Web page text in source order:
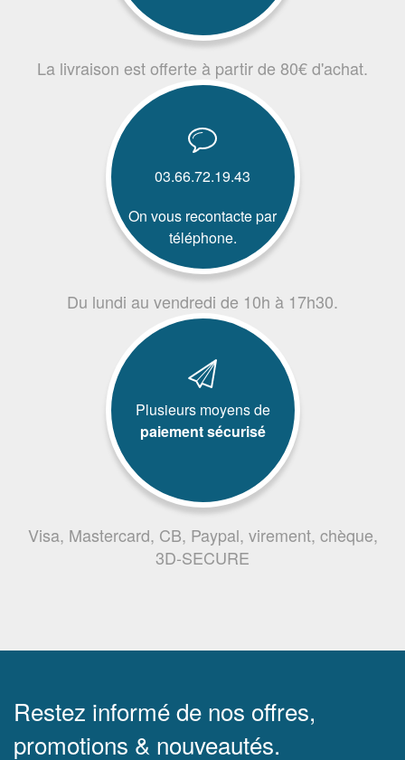
La livraison est offerte à partir de 80€ d'achat.
03.66.72.19.43
On vous recontacte par
téléphone.
Du lundi au vendredi de 10h à 17h30.
Plusieurs moyens de
paiement sécurisé
Visa, Mastercard, CB, Paypal, virement, chèque,
3D-SECURE
Restez informé de nos offres,
promotions & nouveautés.